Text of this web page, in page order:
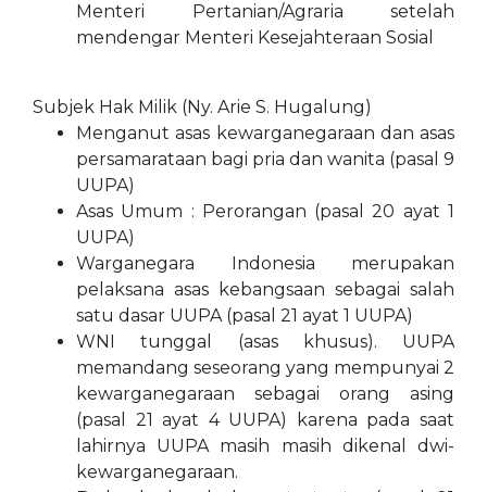
Menteri Pertanian/Agraria setelah
mendengar Menteri Kesejahteraan Sosial
Subjek Hak Milik (Ny. Arie S. Hugalung)
Menganut asas kewarganegaraan dan asas
persamarataan bagi pria dan wanita (pasal 9
UUPA)
Asas Umum : Perorangan (pasal 20 ayat 1
UUPA)
Warganegara Indonesia merupakan
pelaksana asas kebangsaan sebagai salah
satu dasar UUPA (pasal 21 ayat 1 UUPA)
WNI tunggal (asas khusus). UUPA
memandang seseorang yang mempunyai 2
kewarganegaraan sebagai orang asing
(pasal 21 ayat 4 UUPA) karena pada saat
lahirnya UUPA masih masih dikenal dwi-
kewarganegaraan.